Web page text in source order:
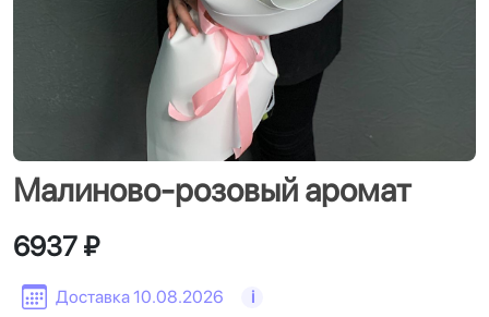
Малиново-розовый аромат
Доставка 10.08.2026 i
6937 ₽